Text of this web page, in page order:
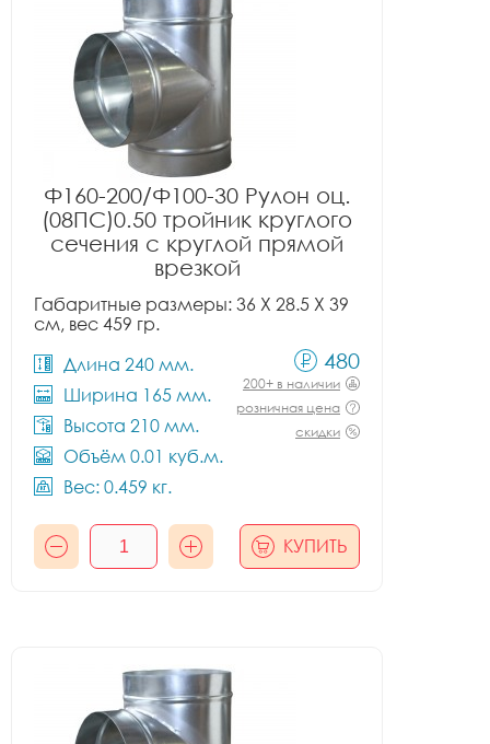
Ф160-200/Ф100-30 Рулон оц.
(08ПС)0.50 тройник круглого
сечения с круглой прямой
врезкой
Габаритные размеры: 36 X 28.5 X 39
см, вес 459 гр.
Длина 240 мм.
Ширина 165 мм.
Высота 210 мм.
Объём 0.01 куб.м.
Вес: 0.459 кг.
480
200+ в наличии
розничная цена
скидки
КУПИТЬ